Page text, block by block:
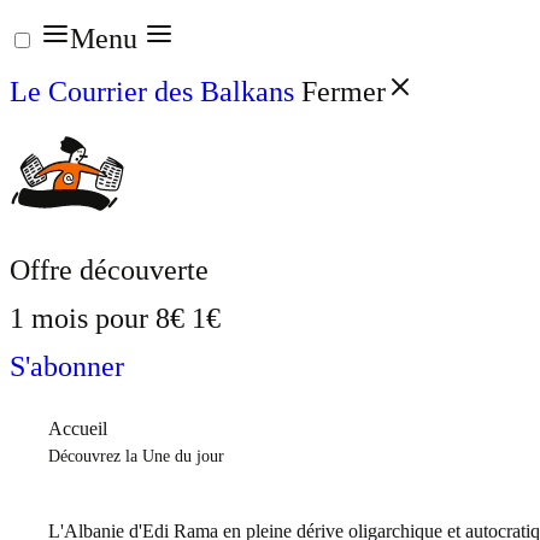
Aller
au
contenu
Menu
Le Courrier des Balkans Fermer
Offre découverte
1 mois pour 8€ 1€
S'abonner
Accueil
Découvrez la Une du jour
L'Albanie d'Edi Rama en pleine dérive oligarchique et